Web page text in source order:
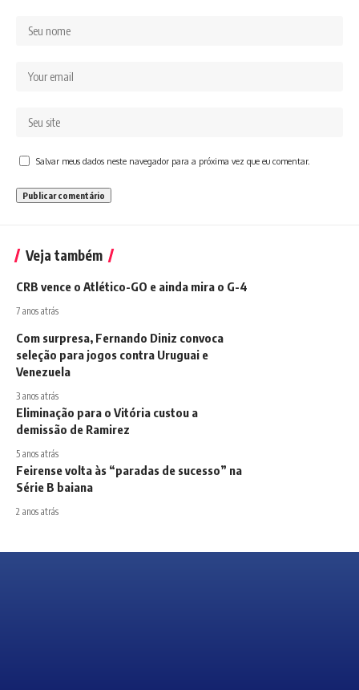
Salvar meus dados neste navegador para a próxima vez que eu comentar.
Veja também
CRB vence o Atlético-GO e ainda mira o G-4
7 anos atrás
Com surpresa, Fernando Diniz convoca
seleção para jogos contra Uruguai e
Venezuela
3 anos atrás
Eliminação para o Vitória custou a
demissão de Ramirez
5 anos atrás
Feirense volta às “paradas de sucesso” na
Série B baiana
2 anos atrás